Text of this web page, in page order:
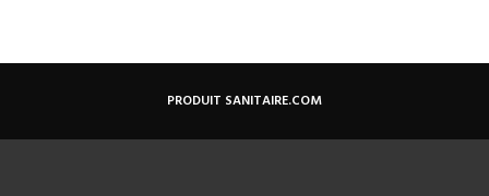
PRODUIT SANITAIRE.COM